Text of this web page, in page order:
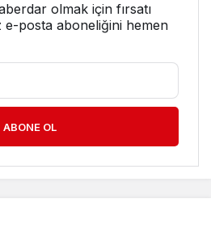
olmak için fırsatı
e-posta aboneliğini hemen
ABONE OL